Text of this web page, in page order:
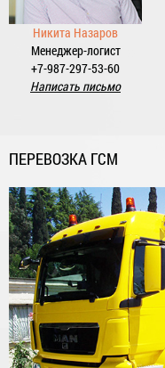
Андрей Елисеев
Менеджер-логист
+7-986-905-55-05
Написать письмо
ПЕРЕВОЗКА ГСМ